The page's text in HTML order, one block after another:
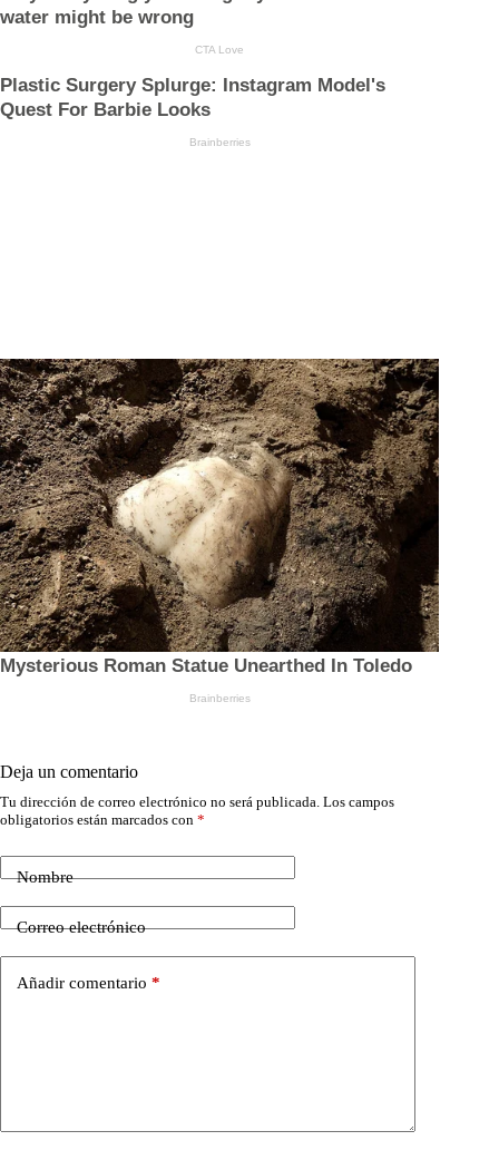
Deja un comentario
Tu dirección de correo electrónico no será publicada. Los campos
obligatorios están marcados con *
Nombre
Correo electrónico
Añadir comentario *